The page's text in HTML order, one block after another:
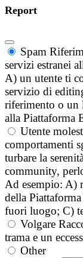
Report
Spam
servizi estranei
A) un utente ti
servizio di
riferimento o un
alla Piattaforma
Utente
comportamenti
turbare la
community,
Ad esempio: A)
della
fuori luogo; C)
Volgare
trama e un
Other